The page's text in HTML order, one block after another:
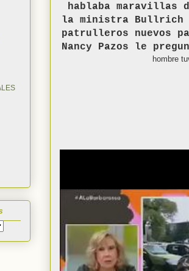
hablaba maravillas
la ministra Bullrich
patrulleros nuevos
Nancy Pazos le
hombre